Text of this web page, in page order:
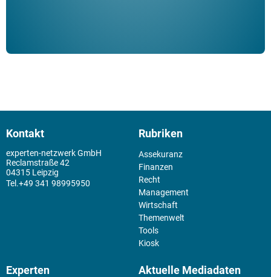
Kontakt
experten-netzwerk GmbH
Reclamstraße 42
04315 Leipzig
+49 341 98995950
Rubriken
Assekuranz
Finanzen
Recht
Management
Wirtschaft
Themenwelt
Tools
Kiosk
Experten Aktuelle Mediadaten